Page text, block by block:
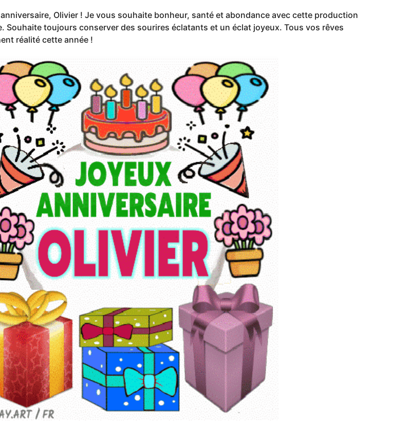
Olivier ! Je vous souhaite bonheur, santé et abondance avec cette production
Souhaite toujours conserver des sourires éclatants et un éclat joyeux. Tous vos rêves
réalité cette année !